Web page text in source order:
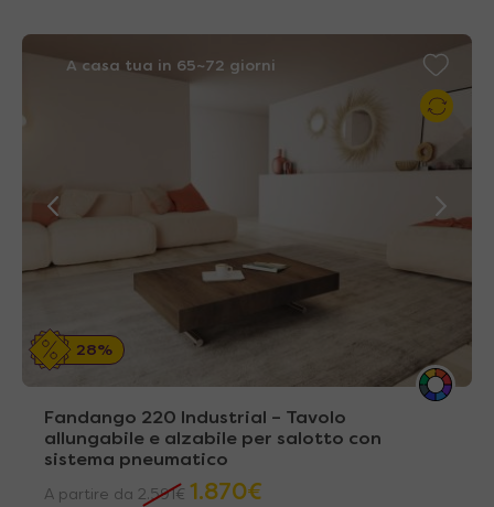
A casa tua in 65~72 giorni
28%
Fandango 220 Industrial – Tavolo
allungabile e alzabile per salotto con
sistema pneumatico
A partire da 2.591 € 1.870€